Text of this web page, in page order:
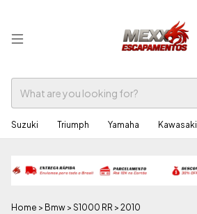
Suzuki Triumph Yamaha Kawasaki
Home > Bmw > S1000 RR > 2010